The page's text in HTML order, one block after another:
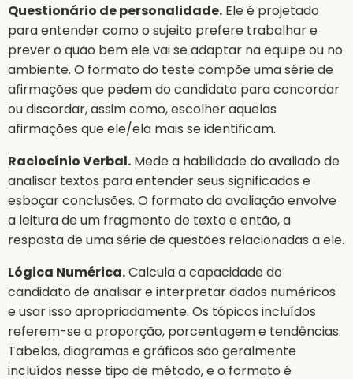
Questionário de personalidade. Ele é projetado
para entender como o sujeito prefere trabalhar e
prever o quão bem ele vai se adaptar na equipe ou no
ambiente. O formato do teste compõe uma série de
afirmações que pedem do candidato para concordar
ou discordar, assim como, escolher aquelas
afirmações que ele/ela mais se identificam.
Raciocínio Verbal. Mede a habilidade do avaliado de
analisar textos para entender seus significados e
esboçar conclusões. O formato da avaliação envolve
a leitura de um fragmento de texto e então, a
resposta de uma série de questões relacionadas a ele.
Lógica Numérica.Calcula a capacidade do
candidato de analisar e interpretar dados numéricos
e usar isso apropriadamente. Os tópicos incluídos
referem-se a proporção, porcentagem e tendências.
Tabelas, diagramas e gráficos são geralmente
incluídos nesse tipo de método, e o formato é